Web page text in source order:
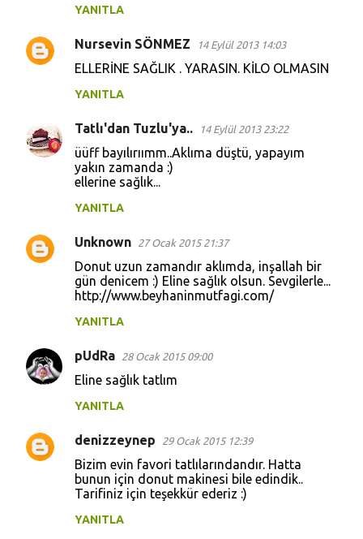
YANITLA
Nursevin SÖNMEZ 14 Eylül 2013 14:03
ELLERİNE SAĞLIK . YARASIN. KİLO OLMASIN
YANITLA
Tatlı'dan Tuzlu'ya.. 14 Eylül 2013 23:22
üüff bayılırıımm..Aklıma düştü, yapayım
yakın zamanda :)
ellerine sağlık...
YANITLA
Unknown 27 Ocak 2015 21:37
Donut uzun zamandır aklımda, inşallah bir
gün denicem :) Eline sağlık olsun. Sevgilerle...
http://www.beyhaninmutfagi.com/
YANITLA
pUdRa 28 Ocak 2015 09:00
Eline sağlık tatlım
YANITLA
denizzeynep 29 Ocak 2015 12:39
Bizim evin favori tatlılarındandır. Hatta
bunun için donut makinesi bile edindik..
Tarifiniz için teşekkür ederiz :)
YANITLA